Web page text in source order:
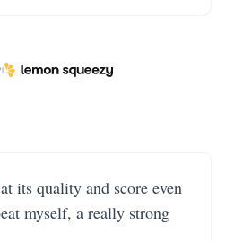
its quality and score even
myself, a really strong